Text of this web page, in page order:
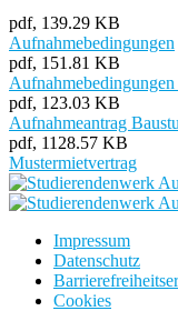
pdf, 139.29 KB
Aufnahmebedingungen
pdf, 151.81 KB
pdf, 123.03 KB
Aufnahmeantrag
pdf, 1128.57 KB
Mustermietvertrag
Impressum
Datenschutz
Cookies